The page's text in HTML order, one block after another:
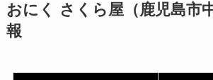
おにく さくら屋（鹿児島市
報